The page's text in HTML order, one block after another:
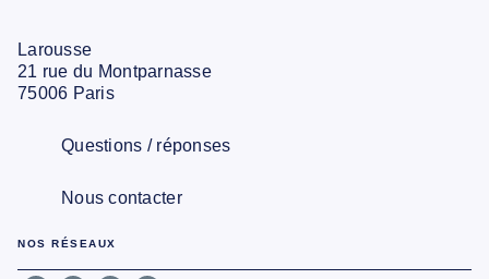
Larousse
21 rue du Montparnasse
75006 Paris
Questions / réponses
Nous contacter
NOS RÉSEAUX